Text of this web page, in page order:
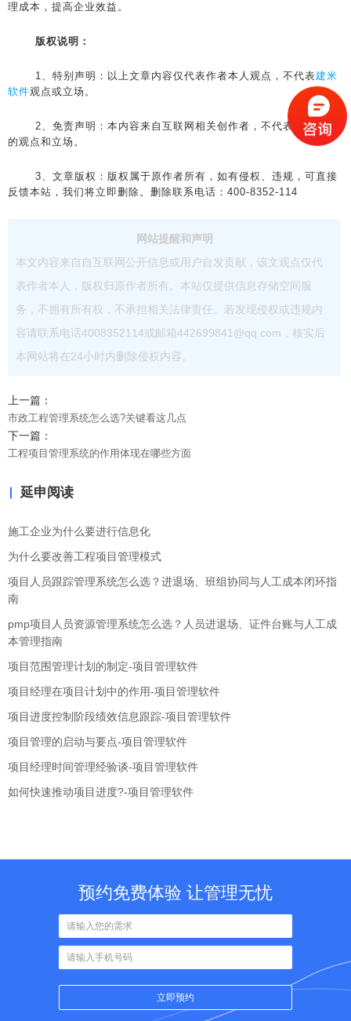
理成本，提高企业效益。
版权说明：
1、特别声明：以上文章内容仅代表作者本人观点，不代表建米
软件观点或立场。
2、免责声明：本内容来自互联网相关创作者，不代表建米软件
的观点和立场。
3、文章版权：版权属于原作者所有，如有侵权、违规，可直接
反馈本站，我们将立即删除。删除联系电话：400-8352-114
网站提醒和声明
本文内容来自自互联网公开信息或用户自发贡献，该文观点仅代
表作者本人，版权归原作者所有。本站仅提供信息存储空间服
务，不拥有所有权，不承担相关法律责任。若发现侵权或违规内
容请联系电话4008352114或邮箱442699841@qq.com，核实后
本网站将在24小时内删除侵权内容。
上一篇：
市政工程管理系统怎么选?关键看这几点
下一篇：
工程项目管理系统的作用体现在哪些方面
延申阅读
施工企业为什么要进行信息化
为什么要改善工程项目管理模式
项目人员跟踪管理系统怎么选？进退场、班组协同与人工成本闭环指
南
pmp项目人员资源管理系统怎么选？人员进退场、证件台账与人工成
本管理指南
项目范围管理计划的制定-项目管理软件
项目经理在项目计划中的作用-项目管理软件
项目进度控制阶段绩效信息跟踪-项目管理软件
项目管理的启动与要点-项目管理软件
项目经理时间管理经验谈-项目管理软件
如何快速推动项目进度?-项目管理软件
预约免费体验 让管理无忧